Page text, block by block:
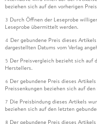
beziehen sich auf den vorherigen
3 Durch Öffnen der Leseprobe
Leseprobe übermittelt werden.
4 Der gebundene Preis dieses
dargestellten Datums vom Verlag
5 Der Preisvergleich bezieht sich auf
Herstellers.
6 Der gebundene Preis dieses
Preissenkungen beziehen sich auf
7 Die Preisbindung dieses Artikels
beziehen sich auf den letzten
8 Der gebundene Preis dieses